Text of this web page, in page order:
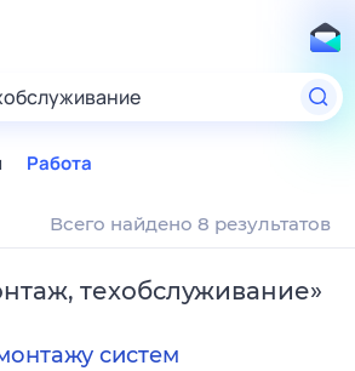
Работа
Всего найдено 8 результатов
техобслуживание»
систем